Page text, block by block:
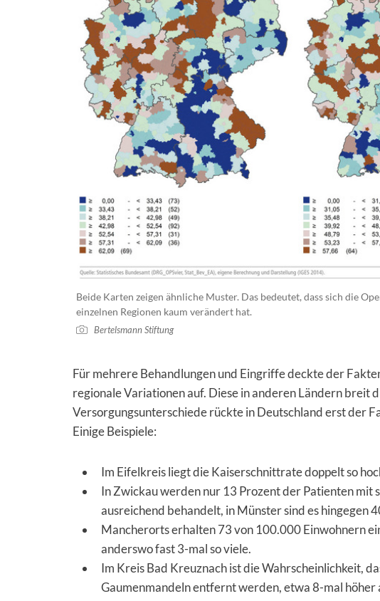
Beide Karten zeigen ähnliche Muster. Das bedeutet, dass sich die
einzelnen Regionen kaum verändert hat.
Bertelsmann Stiftung
Für mehrere Behandlungen und Eingriffe deckte der
regionale Variationen auf. Diese in anderen Ländern breit
Versorgungsunterschiede rückte in Deutschland erst der
Einige Beispiele:
Im Eifelkreis liegt die Kaiserschnittrate doppelt so
In Zwickau werden nur 13 Prozent der Patienten mit
ausreichend behandelt, in Münster sind es hingegen
Mancherorts erhalten 73 von 100.000 Einwohnern
anderswo fast 3-mal so viele.
Im Kreis Bad Kreuznach ist die Wahrscheinlichkeit,
Gaumenmandeln entfernt werden, etwa 8-mal höher